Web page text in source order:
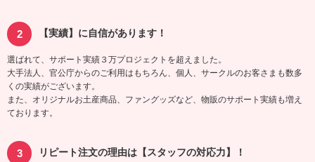
【実績】に自信があります！
選ばれて、サポート実績３万プロジェクトを超えました。
大手法人、官公庁からのご利用はもちろん、個人、サークルのお客さまも数多
くの実績がございます。
また、オリジナルお土産商品、ファングッズなど、物販のサポート実績も増え
ております。
リピート注文の理由は【スタッフの対応力】！